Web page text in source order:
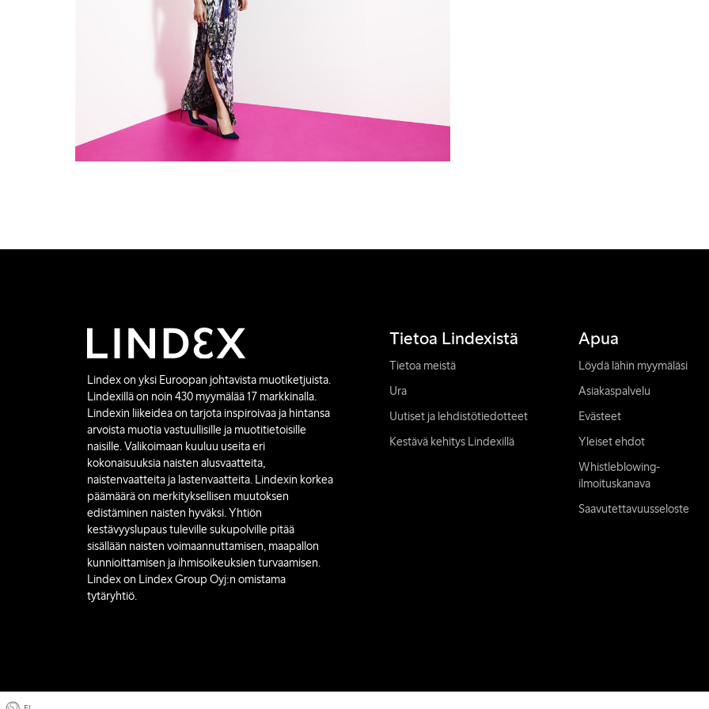
Lindex on yksi Euroopan johtavista muotiketjuista.
Lindexillä on noin 430 myymälää 17 markkinalla.
Lindexin liikeidea on tarjota inspiroivaa ja hintansa
arvoista muotia vastuullisille ja muotitietoisille
naisille. Valikoimaan kuuluu useita eri
kokonaisuuksia naisten alusvaatteita,
naistenvaatteita ja lastenvaatteita. Lindexin korkea
päämäärä on merkityksellisen muutoksen
edistäminen naisten hyväksi. Yhtiön
kestävyyslupaus tuleville sukupolville pitää
sisällään naisten voimaannuttamisen, maapallon
kunnioittamisen ja ihmisoikeuksien turvaamisen.
Lindex on Lindex Group Oyj:n omistama
tytäryhtiö.
Tietoa Lindexistä
Tietoa meistä
Ura
Uutiset ja lehdistötiedotteet
Kestävä kehitys Lindexillä
Apua
Löydä lähin myymäläsi
Asiakaspalvelu
Evästeet
Yleiset ehdot
Whistleblowing-
ilmoituskanava
Saavutettavuusseloste